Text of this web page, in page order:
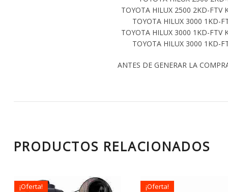
TOYOTA HILUX 2500 2KD-FTV
TOYOTA HILUX 3000 1KD-
TOYOTA HILUX 3000 1KD-FTV
TOYOTA HILUX 3000 1KD-
ANTES DE GENERAR LA
PRODUCTOS RELACIONADOS
¡Oferta! ¡Oferta!